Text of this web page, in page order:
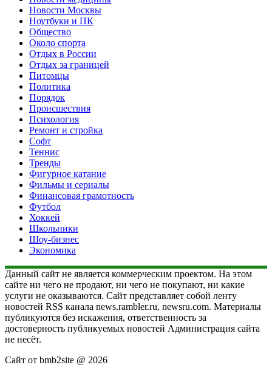
Новости Москвы
Ноутбуки и ПК
Общество
Около спорта
Отдых в России
Отдых за границей
Питомцы
Политика
Порядок
Происшествия
Психология
Ремонт и стройка
Софт
Теннис
Тренды
Фигурное катание
Фильмы и сериалы
Финансовая грамотность
Футбол
Хоккей
Школьники
Шоу-бизнес
Экономика
Данный сайт не является коммерческим проектом. На этом
сайте ни чего не продают, ни чего не покупают, ни какие
услуги не оказываются. Сайт представляет собой ленту
новостей RSS канала news.rambler.ru, newsru.com. Материалы
публикуются без искажения, ответственность за
достоверность публикуемых новостей Администрация сайта
не несёт.
Сайт от bmb2site @ 2026